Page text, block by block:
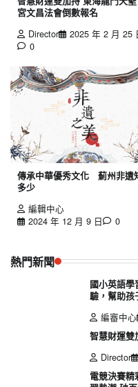
宮文昌法會倒數報名
Director
2025 年 2 月 25
0
傳承中華優秀文化 薊州非遺
多少
編輯中心
2024 年 12 月 9 日
0
熱門新聞
國小英語
驗，幫助孩
編審中心
智慧財運雙
Director
電競決賽